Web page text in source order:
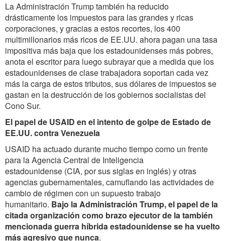
La Administración Trump también ha reducido
drásticamente los impuestos para las grandes y ricas
corporaciones, y gracias a estos recortes, los 400
multimillonarios más ricos de EE.UU. ahora pagan una tasa
impositiva más baja que los estadounidenses más pobres,
anota el escritor para luego subrayar que a medida que los
estadounidenses de clase trabajadora soportan cada vez
más la carga de estos tributos, sus dólares de impuestos se
gastan en la destrucción de los gobiernos socialistas del
Cono Sur.
El papel de USAID en el intento de golpe de Estado de
EE.UU. contra Venezuela
USAID ha actuado durante mucho tiempo como un frente
para la Agencia Central de Inteligencia
estadounidense (CIA, por sus siglas en inglés) y otras
agencias gubernamentales, camuflando las actividades de
cambio de régimen con un supuesto trabajo
humanitario. Bajo la Administración Trump, el papel de la
citada organización como brazo ejecutor de la también
mencionada guerra híbrida estadounidense se ha vuelto
más agresivo que nunca.